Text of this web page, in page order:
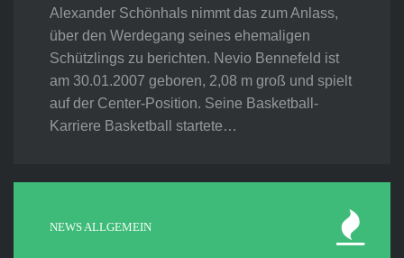
Alexander Schönhals nimmt das zum Anlass,
über den Werdegang seines ehemaligen
Schützlings zu berichten. Nevio Bennefeld ist
am 30.01.2007 geboren, 2,08 m groß und spielt
auf der Center-Position. Seine Basketball-
Karriere Basketball startete…
NEWS ALLGEMEIN